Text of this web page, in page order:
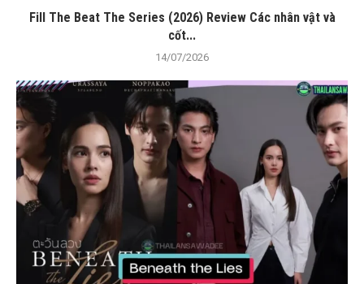
Fill The Beat The Series (2026) Review Các nhân vật và
cốt...
14/07/2026